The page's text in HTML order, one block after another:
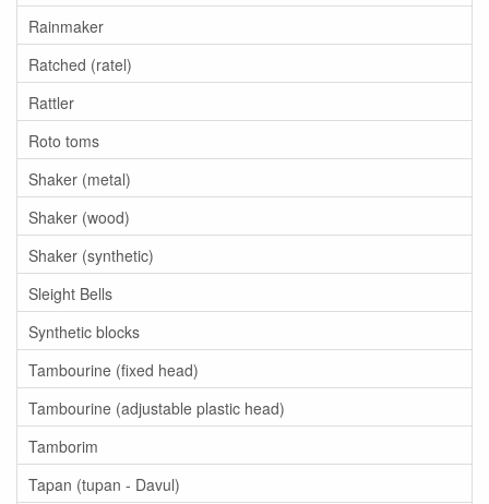
Rainmaker
Ratched (ratel)
Rattler
Roto toms
Shaker (metal)
Shaker (wood)
Shaker (synthetic)
Sleight Bells
Synthetic blocks
Tambourine (fixed head)
Tambourine (adjustable plastic head)
Tamborim
Tapan (tupan - Davul)